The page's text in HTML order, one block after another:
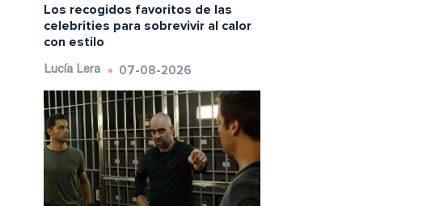
Los recogidos favoritos de las
celebrities para sobrevivir al calor
con estilo
Lucía Lera 07-08-2026